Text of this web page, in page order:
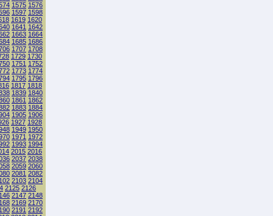
1575 1576
1597 1598
1619 1620
1641 1642
1663 1664
1685 1686
1707 1708
1729 1730
1751 1752
1773 1774
1795 1796
1817 1818
1839 1840
1861 1862
1883 1884
1905 1906
1927 1928
1949 1950
1971 1972
1993 1994
2015 2016
2037 2038
2059 2060
2081 2082
2103 2104
2125 2126
2147 2148
2169 2170
2191 2192